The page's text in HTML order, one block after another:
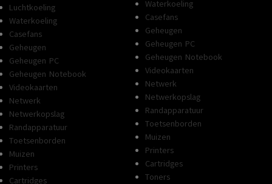
Luchtkoeling
Waterkoeling
Casefans
Geheugen
Geheugen PC
Geheugen Notebook
Videokaarten
Netwerk
Netwerkopslag
Randapparatuur
Toetsenborden
Muizen
Printers
Cartridges
Waterkoeling
Casefans
Geheugen
Geheugen PC
Geheugen Notebook
Videokaarten
Netwerk
Netwerkopslag
Randapparatuur
Toetsenborden
Muizen
Printers
Cartridges
Toners